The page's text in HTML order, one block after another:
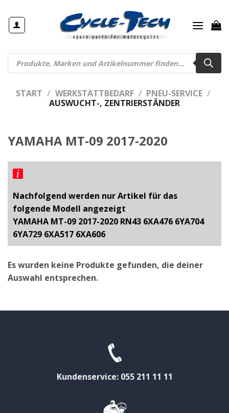
Inhalt
springen
Products
search
START / WERKSTATTBEDARF / PNEU-SERVICE /
AUSWUCHT-, ZENTRIERSTÄNDER
YAMAHA MT-09 2017-2020
Nachfolgend werden nur Artikel für das
folgende Modell angezeigt
YAMAHA MT-09 2017-2020 RN43 6XA476 6YA704
6YA729 6XA517 6XA606
Es wurden keine Produkte gefunden, die deiner
Auswahl entsprechen.
Kundenservice: 055 211 11 11